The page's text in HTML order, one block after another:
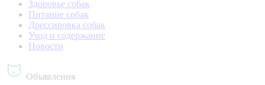
Здоровье собак
Питание собак
Дрессировка собак
Уход и содержание
Новости
Объявления